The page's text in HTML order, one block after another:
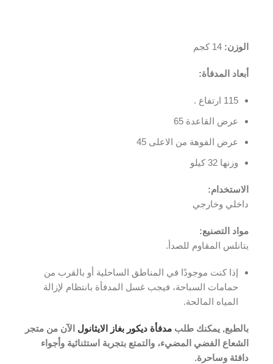
الوزن: 14 كجم
أبعاد المدفأة:
115 ارتفاع .
عرض القاعدة 65
عرض الفوهة من الاعلى 45
وزنها 32 كيلو
الاستخدام:
داخلي وخارجي
مواد التصنيع:
يتانلس المقاوم للصدأ.
إذا كنت موجودًا في المناطق الساحلية أو بالقرب من
حمامات السباحة، فيجب غسل المدفأة بانتظام لإزالة
المياه المالحة.
بالطبع, يمكنك طلب مدفأة ديكور بغاز الايثانول الآن من متجر
الشعاع الفضي المضيء، والتمتع بتجربة استثنائية وأجواء
دافئة وساحرة.